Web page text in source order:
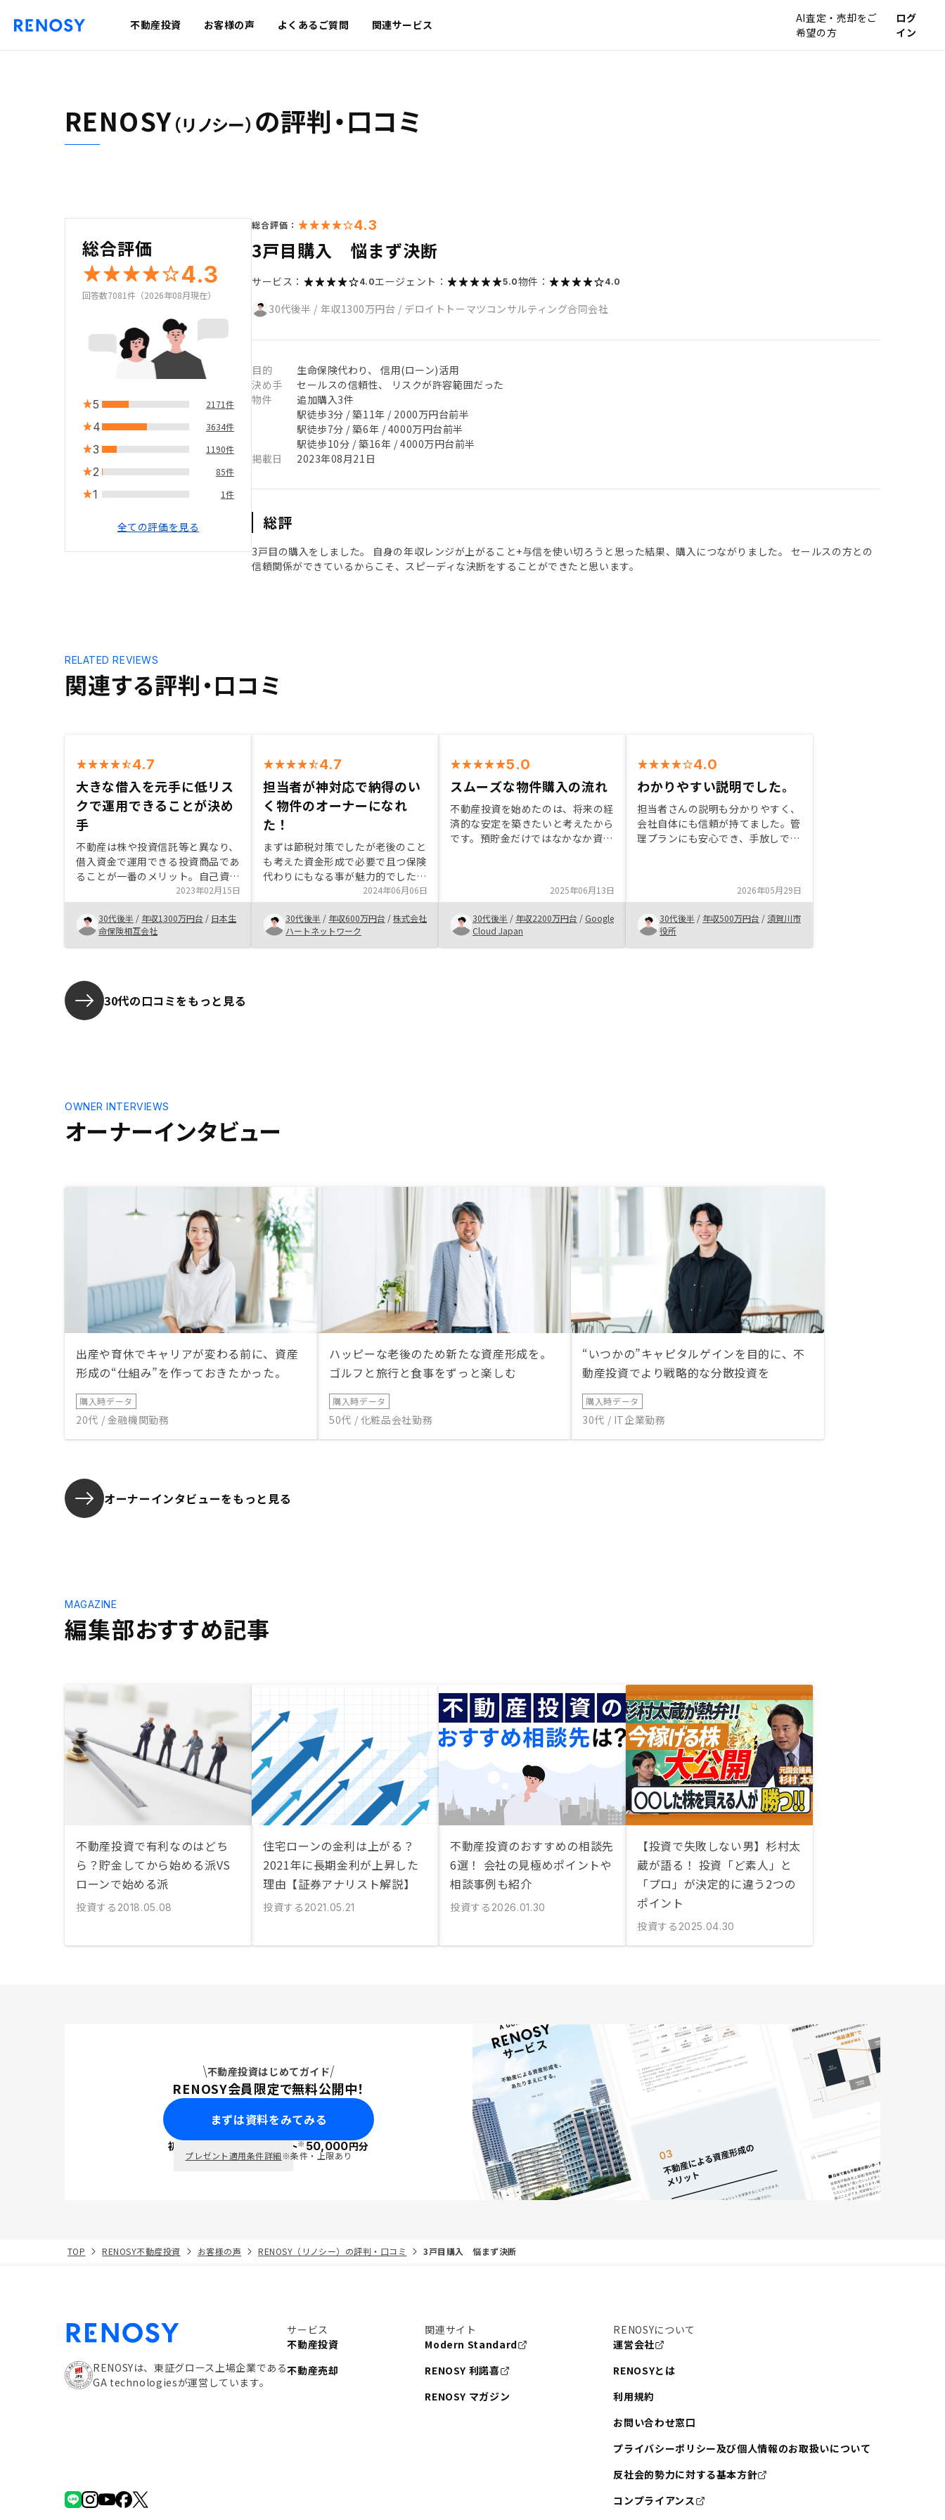
不動産投資 お客様の声 よくあるご質問 関連サービス
AI査定・売却をご
希望の方
ログ
イン
RENOSY（リノシー） の評判・口コミ
総合評価
4.3
回答数7081件（2026年08月現在）
5 2171件
4 3634件
3 1190件
2 85件
1 1件
全ての評価を見る
総合評価： 4.3
3戸目購入 悩まず決断
サービス： 4.0エージェント： 5.0物件： 4.0
30代後半 / 年収1300万円台 / デロイトトーマツコンサルティング合同会社
目的
生命保険代わり、 信用(ローン)活用
決め手
セールスの信頼性、 リスクが許容範囲だった
物件
追加購入3件
駅徒歩3分 / 築11年 / 2000万円台前半
駅徒歩7分 / 築6年 / 4000万円台前半
駅徒歩10分 / 築16年 / 4000万円台前半
掲載日
2023年08月21日
総評
3戸目の購入をしました。 自身の年収レンジが上がること+与信を使い切ろうと思った結果、購入につながりました。 セールスの方との
信頼関係ができているからこそ、スピーディな決断をすることができたと思います。
関連する評判・口コミ
RELATED REVIEWS
4.7
大きな借入を元手に低リス
クで運用できることが決め
手
不動産は株や投資信託等と異なり、
借入資金で運用できる投資商品であ
ることが一番のメリット。自己資金
（給与収入）を投資に回す株や投資
信託では、結局のところ利率の良い
預金とそれほど大きくリターンが変
わらない。それと比較して、低リス
クで大きなリターンが期待できる。
た。申込後の詳細なスケジュールや
具体的な対応事項（銀行との1時間
のWeb面談があることや、何枚程
度の書類記入がいつまでに必要か
2023年02月15日
30代後半 / 年収1300万円台 / 日本生
命保険相互会社
4.7
担当者が神対応で納得のい
く物件のオーナーになれ
た！
まずは節税対策でしたが老後のこと
も考えた資金形成で必要で且つ保険
代わりにもなる事が魅力的でした。
担当者の方もとても迅速で親身にな
って対応してくれて決断までに時間
を要してしまう状況でしたが 粘り
強くご対応いただいたおかげで購入
する事が出来ました。ありがとうご
2024年06月06日
30代後半 / 年収600万円台 /株式会社
ハートネットワーク
5.0
スムーズな物件購入の流れ
不動産投資を始めたのは、将来の経
済的な安定を築きたいと考えたから
です。預貯金だけではなかなか資産
きる方法を探していました。株式投
資なども検討しましたが、不動産は
比較的安定した収益が見込めるとい
2025年06月13日
30代後半 / 年収2200万円台 / Google
Cloud Japan
4.0
わかりやすい説明でした。
担当者さんの説明も分かりやすく、
会社自体にも信頼が持てました。管
理プランにも安心でき、手放しで運
言えませんが、楽しみながら投資を
していきたいと思います。
2026年05月29日
30代後半 / 年収500万円台 / 須賀川市
役所
30代の口コミをもっと見る
オーナーインタビュー
OWNER INTERVIEWS
出産や育休でキャリアが変わる前に、資産
形成の“仕組み”を作っておきたかった。
購入時データ
20代 / 金融機関勤務
ハッピーな老後のため新たな資産形成を。
ゴルフと旅行と食事をずっと楽しむ
購入時データ
50代 / 化粧品会社勤務
“いつかの”キャピタルゲインを目的に、不
動産投資でより戦略的な分散投資を
購入時データ
30代 / IT企業勤務
オーナーインタビューをもっと見る
編集部おすすめ記事
MAGAZINE
不動産投資で有利なのはどち
ら？貯金してから始める派VS
ローンで始める派
投資する 2018.05.08
住宅ローンの金利は上がる？
2021年に長期金利が上昇した
理由【証券アナリスト解説】
投資する 2021.05.21
不動産投資のおすすめの相談先
6選！ 会社の見極めポイントや
相談事例も紹介
投資する 2026.01.30
【投資で失敗しない男】杉村太
蔵が語る！ 投資「ど素人」と
「プロ」が決定的に違う2つの
ポイント
投資する 2025.04.30
不動産投資はじめてガイド
RENOSY会員限定で無料公開中！
まずは資料をみてみる
初回面談で ポイント※50,000円分
プレゼント適用条件詳細※条件・上限あり
TOP RENOSY不動産投資 お客様の声 RENOSY（リノシー）の評判・口コミ 3戸目購入 悩まず決断
RENOSYは、東証グロース上場企業である
GA technologiesが運営しています。
サービス
不動産投資
不動産売却
関連サイト
Modern Standard
RENOSY 利諾喜
RENOSY マガジン
RENOSYについて
運営会社
RENOSYとは
利用規約
お問い合わせ窓口
プライバシーポリシー及び個人情報のお取扱いについて
反社会的勢力に対する基本方針
コンプライアンス